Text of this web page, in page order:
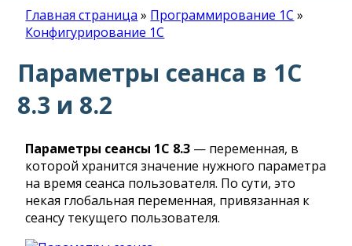
Главная страница » Программирование 1С »
Конфигурирование 1С
Параметры сеанса в 1С
8.3 и 8.2
Параметры сеансы 1С 8.3 — переменная, в
которой хранится значение нужного параметра
на время сеанса пользователя. По сути, это
некая глобальная переменная, привязанная к
сеансу текущего пользователя.